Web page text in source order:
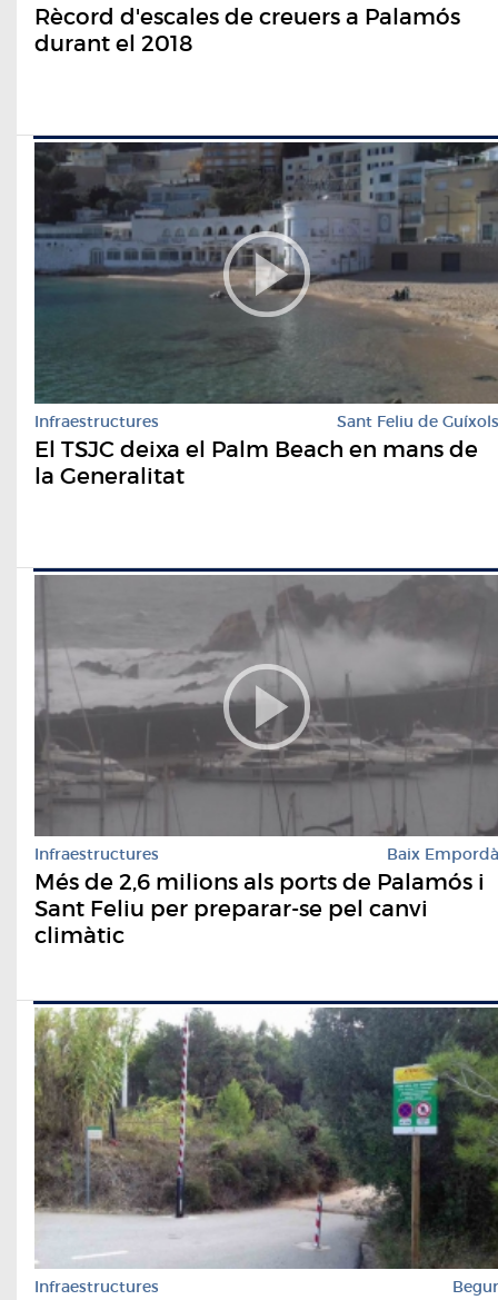
Rècord d'escales de creuers a Palamós
durant el 2018
Infraestructures Sant Feliu de Guíxols
El TSJC deixa el Palm Beach en mans de
la Generalitat
Infraestructures Baix Empordà
Més de 2,6 milions als ports de Palamós i
Sant Feliu per preparar-se pel canvi
climàtic
Infraestructures Begur